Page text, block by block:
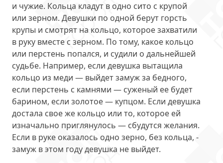
и чужие. Кольца кладут в одно сито с крупой
или зерном. Девушки по одной берут горсть
крупы и смотрят на кольцо, которое захватили
в руку вместе с зерном. По тому, какое кольцо
или перстень попался, и судили о дальнейшей
судьбе. Например, если девушка вытащила
кольцо из меди — выйдет замуж за бедного,
если перстень с камнями — суженый ее будет
барином, если золотое — купцом. Если девушка
достала свое же кольцо или то, которое ей
изначально приглянулось — сбудутся желания.
Если в руке оказалось одно зерно, без кольца, -
замуж в этом году девушка не выйдет.